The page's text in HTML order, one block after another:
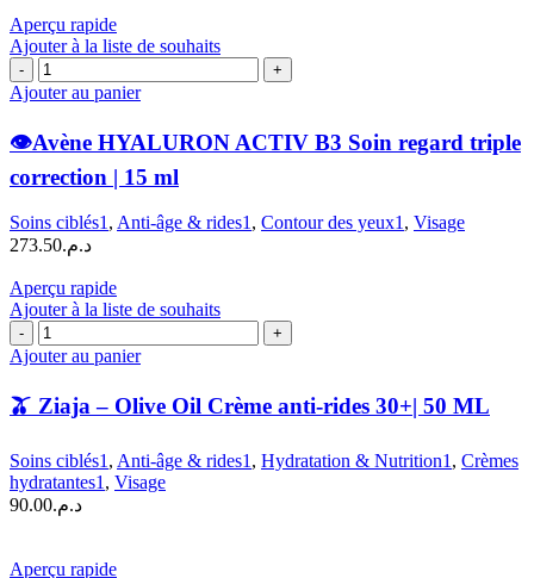
Aperçu rapide
Ajouter à la liste de souhaits
quantité
de
Avène
ACTIV
Soin
regard
correction
|
15
ml
Ajouter au panier
👁️Avène HYALURON ACTIV B3 Soin regard triple
correction | 15 ml
Soins ciblés1, Anti-âge & rides1, Contour des yeux1, Visage
د.م.273.50
Aperçu rapide
Ajouter à la liste de souhaits
quantité
de
Ziaja
Oil
Crème
anti-
Ajouter au panier
🫒 Ziaja – Olive Oil Crème anti-rides 30+| 50 ML
Soins ciblés1 , Anti-âge & rides1 , Hydratation & Nutrition1 , Crèmes
hydratantes1 , Visage
د.م.90.00
Aperçu rapide